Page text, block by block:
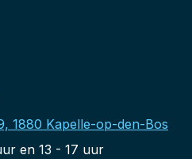
1880 Kapelle-op-den-Bos
en 13 - 17 uur